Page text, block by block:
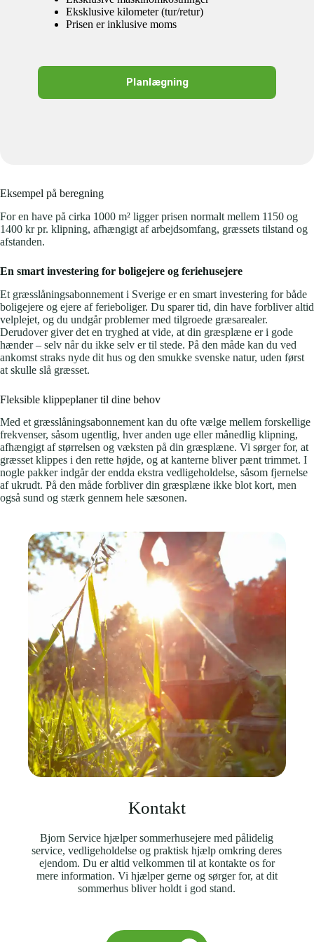
Eksklusive kilometer (tur/retur)
Prisen er inklusive moms
Planlægning
Eksempel på beregning
For en have på cirka 1000 m² ligger prisen normalt mellem 1150 og
1400 kr pr. klipning, afhængigt af arbejdsomfang, græssets tilstand og
afstanden.
En smart investering for boligejere og feriehus­ejere
Et græsslåningsabonnement i Sverige er en smart investering for både
boligejere og ejere af ferieboliger. Du sparer tid, din have forbliver altid
velplejet, og du undgår problemer med tilgroede græsarealer.
Derudover giver det en tryghed at vide, at din græsplæne er i gode
hænder – selv når du ikke selv er til stede. På den måde kan du ved
ankomst straks nyde dit hus og den smukke svenske natur, uden først
at skulle slå græsset.
Fleksible klippeplaner til dine behov
Med et græsslåningsabonnement kan du ofte vælge mellem forskellige
frekvenser, såsom ugentlig, hver anden uge eller månedlig klipning,
afhængigt af størrelsen og væksten på din græsplæne. Vi sørger for, at
græsset klippes i den rette højde, og at kanterne bliver pænt trimmet. I
nogle pakker indgår der endda ekstra vedligeholdelse, såsom fjernelse
af ukrudt. På den måde forbliver din græsplæne ikke blot kort, men
også sund og stærk gennem hele sæsonen.
Kontakt
Bjorn Service hjælper sommerhusejere med pålidelig
service, vedligeholdelse og praktisk hjælp omkring deres
ejendom. Du er altid velkommen til at kontakte os for
mere information. Vi hjælper gerne og sørger for, at dit
sommerhus bliver holdt i god stand.